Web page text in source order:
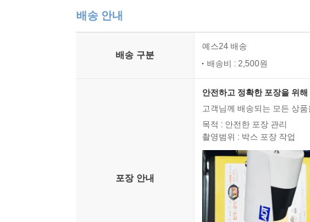
배송 안내
배송 구분
예스24 배송
배송비 : 2,500원
포장 안내
안전하고 정확한 포장을 위
고객님께 배송되는 모든 상
목적 : 안전한 포장 관리
촬영범위 : 박스 포장 작업